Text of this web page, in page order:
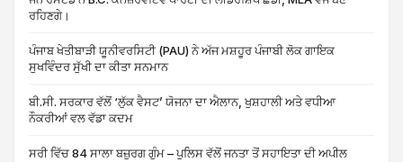
ਰਹਿਣਗੇ।
ਪੰਜਾਬ ਖੇਤੀਬਾੜੀ ਯੂਨੀਵਰਸਿਟੀ (PAU) ਨੇ ਅੱਜ ਮਸ਼ਹੂਰ ਪੰਜਾਬੀ ਲੋਕ ਗਾਇਕ
ਸੁਖਵਿੰਦਰ ਸੁੱਖੀ ਦਾ ਕੀਤਾ ਸਨਮਾਨ
ਬੀ.ਸੀ. ਸਰਕਾਰ ਵੱਲੋਂ ‘ਲੁੱਕ ਵੈਸਟ’ ਯੋਜਨਾ ਦਾ ਐਲਾਨ, ਖੁਸ਼ਹਾਲੀ ਅਤੇ ਵਧੀਆ
ਨੌਕਰੀਆਂ ਵਲ ਵੱਡਾ ਕਦਮ
ਸਰੀ ਵਿੱਚ 84 ਸਾਲਾ ਬਜ਼ੁਰਗ ਗੁੰਮ – ਪੁਲਿਸ ਵੱਲੋਂ ਜਨਤਾ ਤੋਂ ਸਹਾਇਤਾ ਦੀ ਅਪੀਲ